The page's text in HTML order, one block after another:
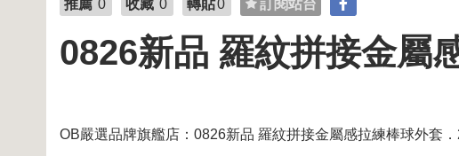
推薦 0 收藏 0 轉貼0 訂閱站台
0826新品 羅紋拼接金屬
OB嚴選品牌旗艦店：0826新品 羅紋拼接金屬感拉練棒球外套